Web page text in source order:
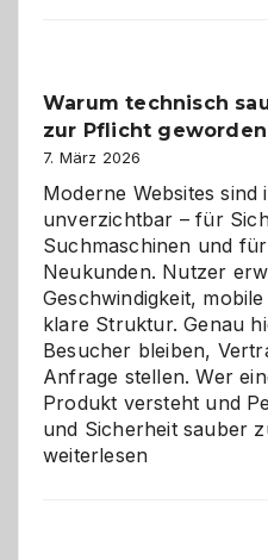
den
Logikrätseln
Warum technisch
zur Pflicht
7. März 2026
Moderne Websites sind
unverzichtbar – für
Suchmaschinen und
Neukunden. Nutzer
Geschwindigkeit,
klare Struktur. Genau
Besucher bleiben,
Anfrage stellen. Wer
Produkt versteht und
und Sicherheit sauber
weiterlesen